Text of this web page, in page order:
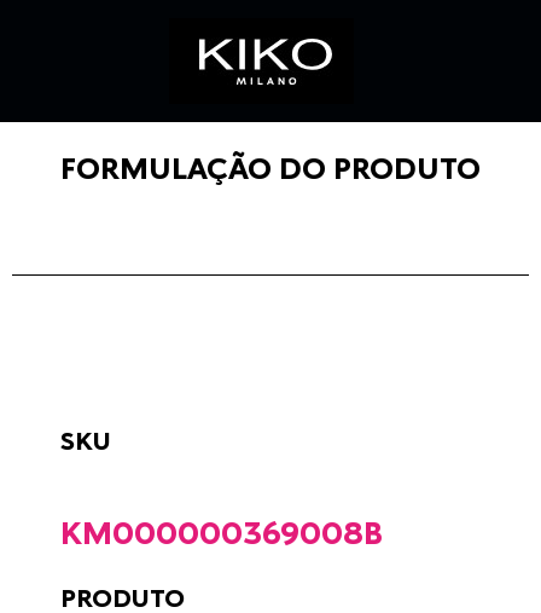
FORMULAÇÃO DO PRODUTO
SKU
KM000000369008B
PRODUTO